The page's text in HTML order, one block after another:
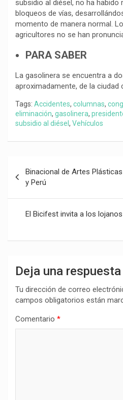
subsidio al diésel, no ha
bloqueos de vías,
momento de manera normal.
agricultores no se han
PARA SABER
La gasolinera se encuentra a
aproximadamente, de la ciudad
Tags: Accidentes, columnas,
eliminación, gasolinera,
subsidio al diésel , Vehículos
de
entradas
Binacional de Artes
y Perú
El Bicifest invita a los
Deja una respuesta
Tu dirección de correo
campos obligatorios están
Comentario *